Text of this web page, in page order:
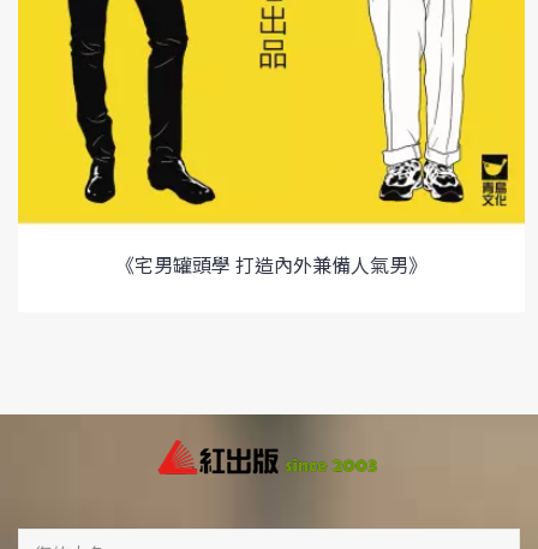
《宅男罐頭學 打造內外兼備人氣男》